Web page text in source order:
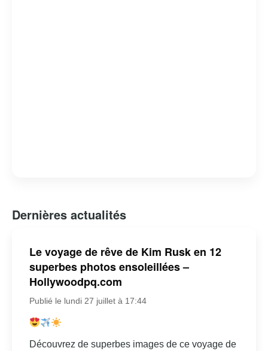
Dernières actualités
Le voyage de rêve de Kim Rusk en 12
superbes photos ensoleillées –
Hollywoodpq.com
Publié le lundi 27 juillet à 17:44
Découvrez de superbes images de ce voyage de